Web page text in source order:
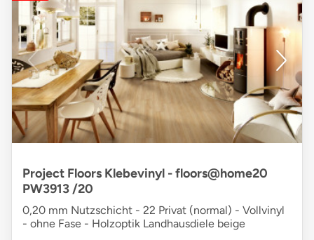
Project Floors Klebevinyl - floors@home20
PW3913 /20
0,20 mm Nutzschicht - 22 Privat (normal) - Vollvinyl
- ohne Fase - Holzoptik Landhausdiele beige